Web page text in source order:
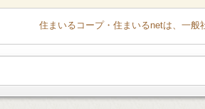
住まいるコープ・住まいるnetは、一